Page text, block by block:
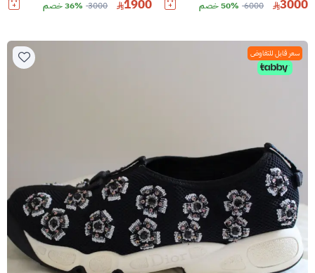
3000
6000 50% خصم 1900
3000 36% خصم
سعر قابل للتفاوض